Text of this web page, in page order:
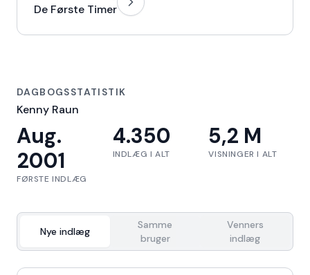
De Første Timer
DAGBOGSSTATISTIK
Kenny Raun
Aug.
2001
FØRSTE INDLÆG
4.350
INDLÆG I ALT
5,2 M
VISNINGER I ALT
Nye indlæg
Samme
bruger
Venners
indlæg